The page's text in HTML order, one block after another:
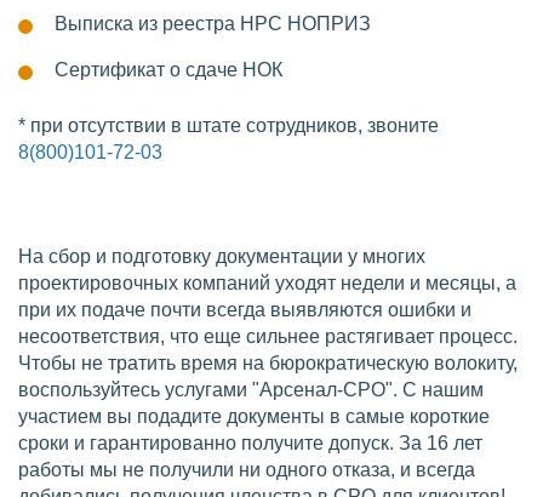
Выписка из реестра НРС НОПРИЗ
Сертификат о сдаче НОК
* при отсутствии в штате сотрудников, звоните
8(800)101-72-03
На сбор и подготовку документации у многих
проектировочных компаний уходят недели и месяцы, а
при их подаче почти всегда выявляются ошибки и
несоответствия, что еще сильнее растягивает процесс.
Чтобы не тратить время на бюрократическую волокиту,
воспользуйтесь услугами "Арсенал-СРО". С нашим
участием вы подадите документы в самые короткие
сроки и гарантированно получите допуск. За 16 лет
работы мы не получили ни одного отказа, и всегда